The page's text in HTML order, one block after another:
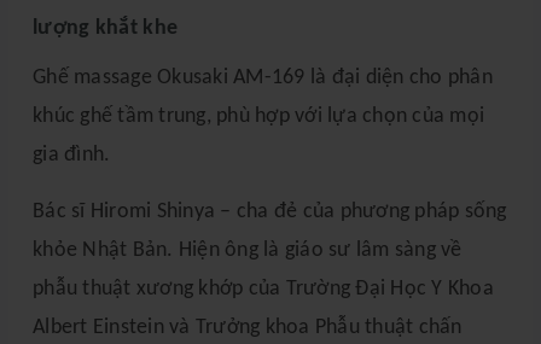
lượng khắt khe
Ghế massage Okusaki AM-169 là đại diện cho phân
khúc ghế tầm trung, phù hợp với lựa chọn của mọi
gia đình.
Bác sĩ Hiromi Shinya – cha đẻ của phương pháp sống
khỏe Nhật Bản. Hiện ông là giáo sư lâm sàng về
phẫu thuật xương khớp của Trường Đại Học Y Khoa
Albert Einstein và Trưởng khoa Phẫu thuật chấn